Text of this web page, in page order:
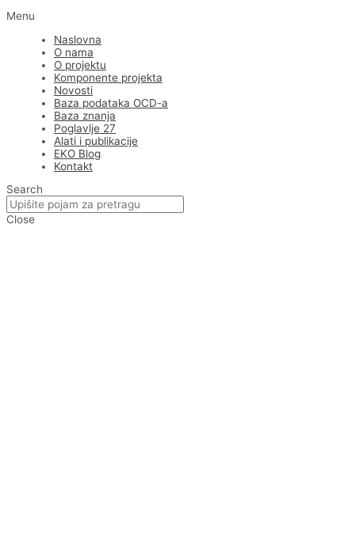
Menu
Naslovna
O nama
O projektu
Komponente projekta
Novosti
Baza podataka OCD-a
Baza znanja
Poglavlje 27
Alati i publikacije
EKO Blog
Kontakt
Search
Close